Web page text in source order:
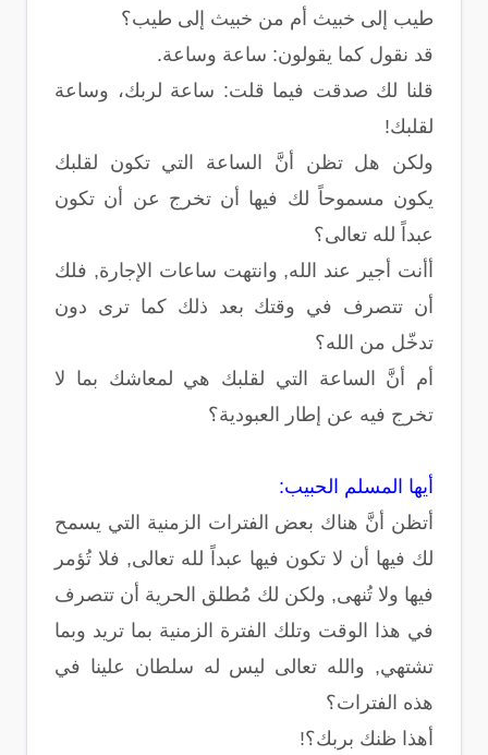
طيب إلى خبيث أم من خبيث إلى طيب؟
قد نقول كما يقولون: ساعة وساعة.
قلنا لك صدقت فيما قلت: ساعة لربك، وساعة
لقلبك!
ولكن هل تظن أنَّ الساعة التي تكون لقلبك
يكون مسموحاً لك فيها أن تخرج عن أن تكون
عبداً لله تعالى؟
أأنت أجير عند الله, وانتهت ساعات الإجارة, فلك
أن تتصرف في وقتك بعد ذلك كما ترى دون
تدخّل من الله؟
أم أنَّ الساعة التي لقلبك هي لمعاشك بما لا
تخرج فيه عن إطار العبودية؟
أيها المسلم الحبيب:
أتظن أنَّ هناك بعض الفترات الزمنية التي يسمح
لك فيها أن لا تكون فيها عبداً لله تعالى, فلا تُؤمر
فيها ولا تُنهى, ولكن لك مُطلق الحرية أن تتصرف
في هذا الوقت وتلك الفترة الزمنية بما تريد وبما
تشتهي, والله تعالى ليس له سلطان علينا في
هذه الفترات؟
أهذا ظنك بربك؟!